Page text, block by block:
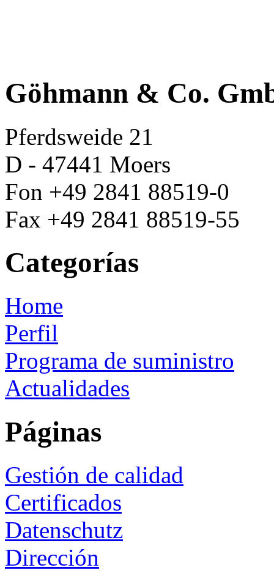
Göhmann & Co.
Pferdsweide 21
D - 47441 Moers
Fon +49 2841 88519-0
Fax +49 2841 88519-55
Categorías
Home
Perfil
Programa de suministro
Actualidades
Páginas
Gestión de calidad
Certificados
Datenschutz
Dirección